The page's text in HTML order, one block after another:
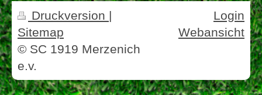
Druckversion |
Sitemap
© SC 1919 Merzenich
e.v.
Login
Webansicht